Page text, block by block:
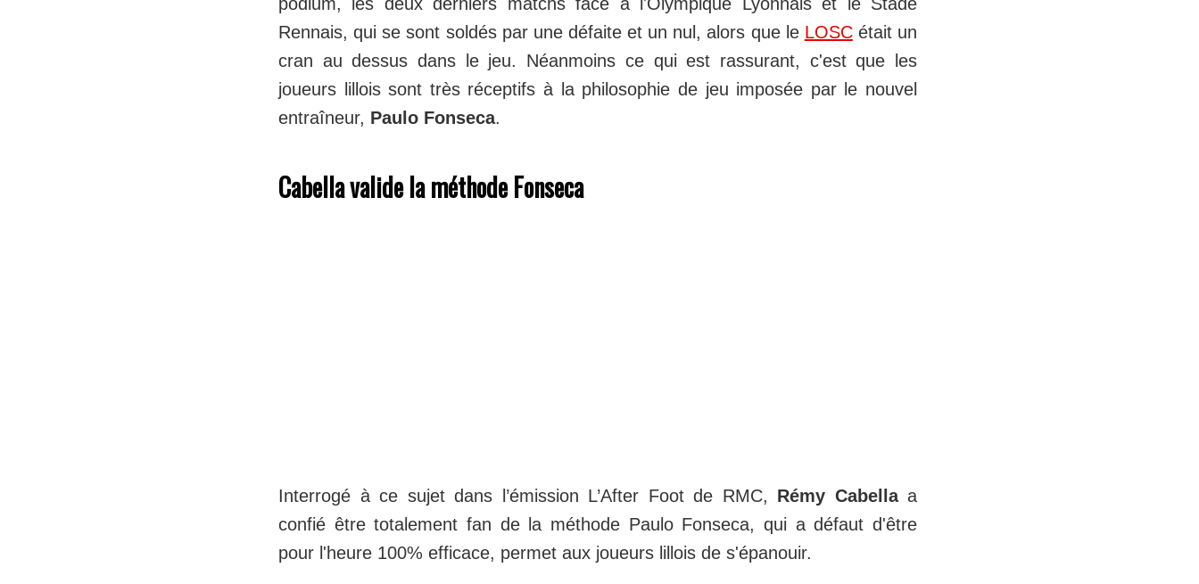
Rennais, qui se sont soldés par une défaite et un nul, alors que le LOSCétait un
cran au dessus dans le jeu. Néanmoins ce qui est rassurant, c'est que les
joueurs lillois sont très réceptifs à la philosophie de jeu imposée par le nouvel
entraîneur, Paulo Fonseca.
Cabella valide la méthode Fonseca
Interrogé à ce sujet dans l’émission L’After Foot de RMC, Rémy Cabellaa
confié être totalement fan de la méthode Paulo Fonseca, qui a défaut d'être
pour l'heure 100% efficace, permet aux joueurs lillois de s'épanouir.